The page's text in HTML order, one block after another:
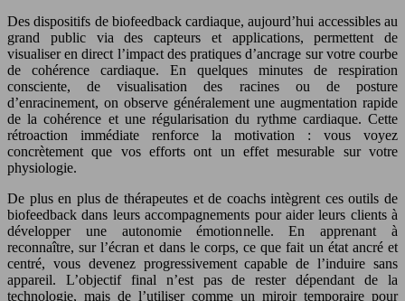
Des dispositifs de biofeedback cardiaque, aujourd’hui accessibles au
grand public via des capteurs et applications, permettent de
visualiser en direct l’impact des pratiques d’ancrage sur votre courbe
de cohérence cardiaque. En quelques minutes de respiration
consciente, de visualisation des racines ou de posture
d’enracinement, on observe généralement une augmentation rapide
de la cohérence et une régularisation du rythme cardiaque. Cette
rétroaction immédiate renforce la motivation : vous voyez
concrètement que vos efforts ont un effet mesurable sur votre
physiologie.
De plus en plus de thérapeutes et de coachs intègrent ces outils de
biofeedback dans leurs accompagnements pour aider leurs clients à
développer une autonomie émotionnelle. En apprenant à
reconnaître, sur l’écran et dans le corps, ce que fait un état ancré et
centré, vous devenez progressivement capable de l’induire sans
appareil. L’objectif final n’est pas de rester dépendant de la
technologie, mais de l’utiliser comme un miroir temporaire pour